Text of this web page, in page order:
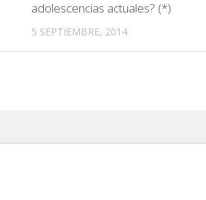
adolescencias actuales? (*)
5 SEPTIEMBRE, 2014